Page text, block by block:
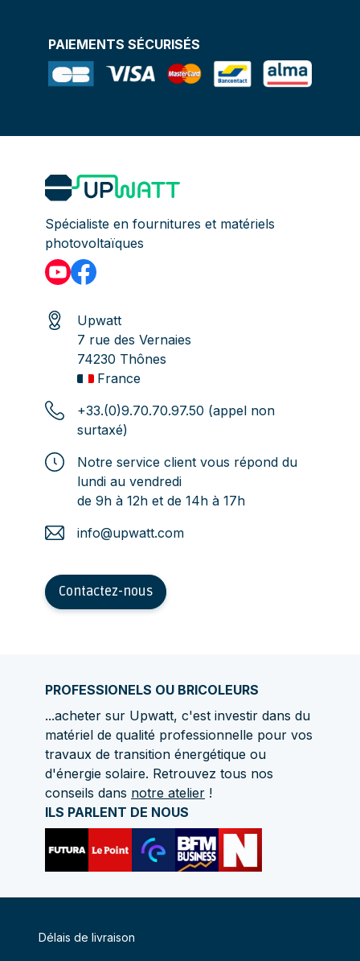
PAIEMENTS SÉCURISÉS
Spécialiste en fournitures et matériels
photovoltaïques
Upwatt
7 rue des Vernaies
74230 Thônes
France
+33.(0)9.70.70.97.50 (appel non
surtaxé)
Notre service client vous répond du
lundi au vendredi
de 9h à 12h et de 14h à 17h
info@upwatt.com
Contactez-nous
PROFESSIONELS OU BRICOLEURS
...acheter sur Upwatt, c'est investir dans du
matériel de qualité professionnelle pour vos
travaux de transition énergétique ou
d'énergie solaire. Retrouvez tous nos
conseils dans notre atelier !
ILS PARLENT DE NOUS
Délais de livraison